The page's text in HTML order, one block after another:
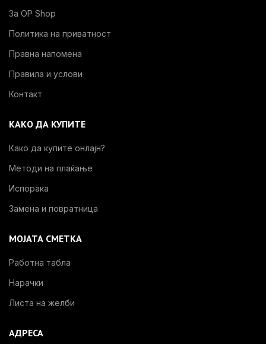
За OP Shop
Политика на приватност
Правна напомена
Правила и услови
Контакт
КАКО ДА КУПИТЕ
Како да купите онлајн?
Методи на плаќање
Испорака
Замена и повратница
МОЈАТА СМЕТКА
Работна табла
Нарачки
Листа на желби
АДРЕСА